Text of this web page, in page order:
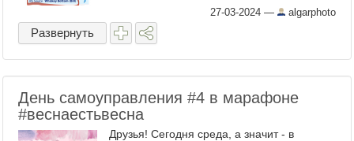
27-03-2024 — algarphoto
Развернуть
День самоуправления #4 в марафоне
#веснаестьвесна
Друзья! Сегодня среда, а значит - в